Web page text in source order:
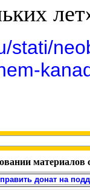
stati/
материалов
донат на